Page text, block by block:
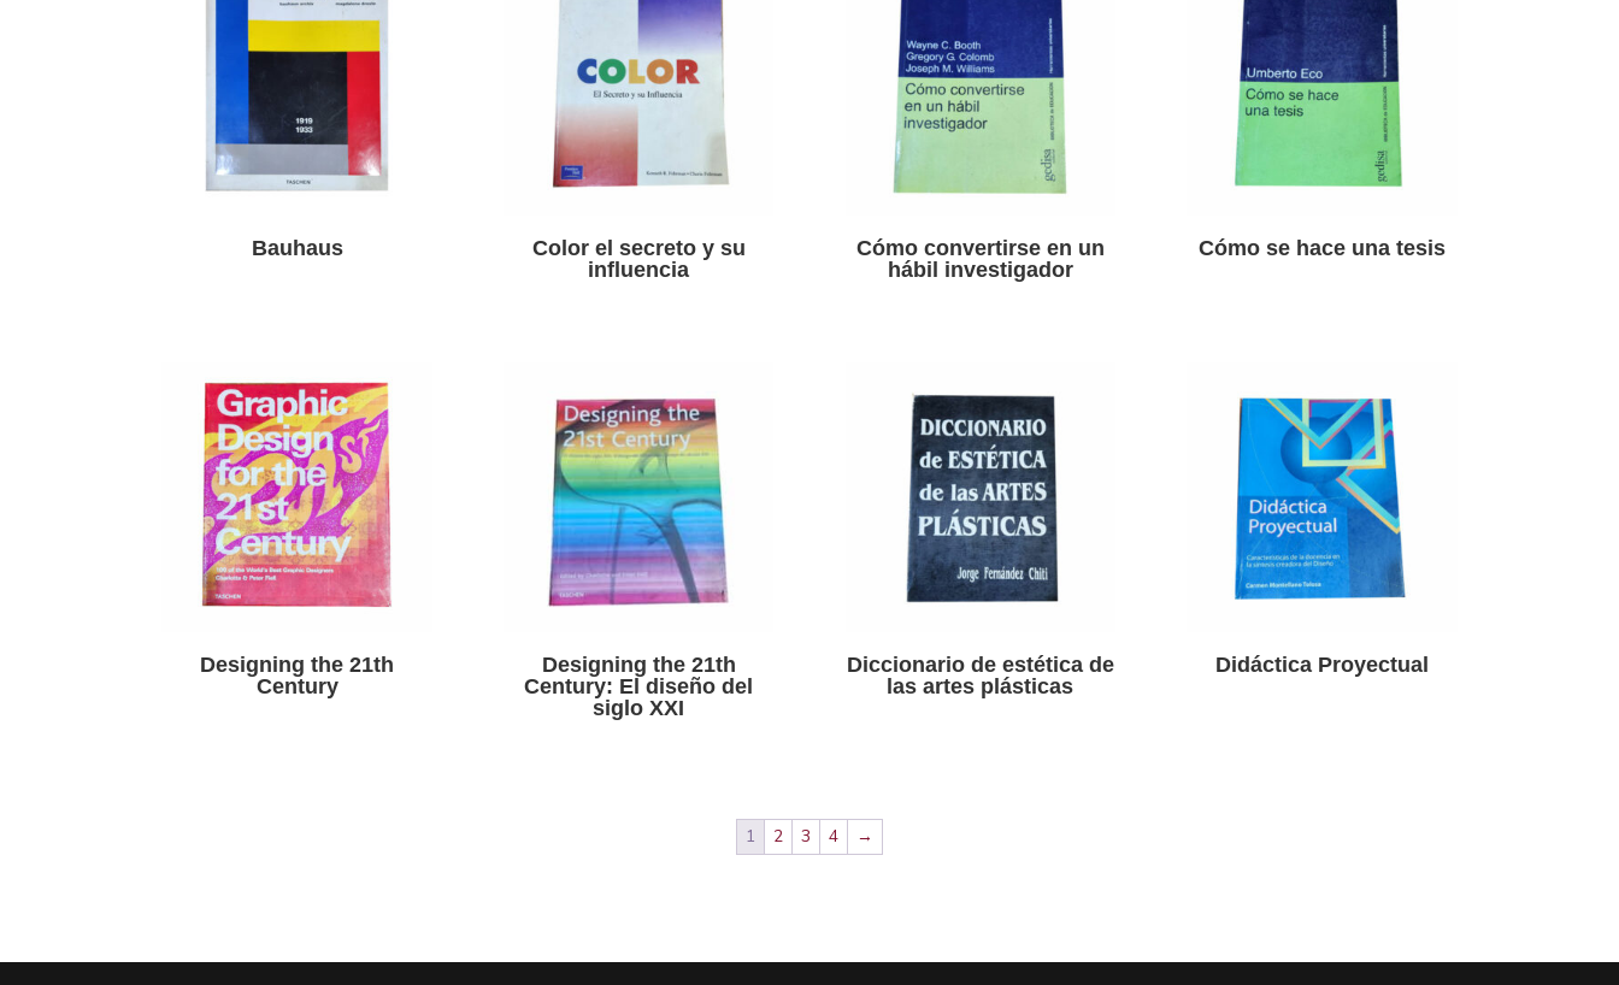
Bauhaus
Color el secreto y su
influencia
Cómo convertirse en un
hábil investigador
Cómo se hace una tesis
Designing the 21th
Century
Designing the 21th
Century: El diseño del
siglo XXI
Diccionario de estética de
las artes plásticas
Didáctica Proyectual
1 2 3 4 →